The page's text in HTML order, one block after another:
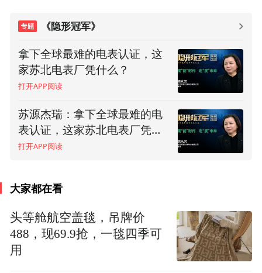
提高，鼓式制动器的弊端愈发明显。因封闭
够制动力。特别是对载重量大的货车、矿车
而言，一旦遇到复杂路况如长下坡路段，传
效果，进而引发灾难性后果。有数据表明，
全国每年30万起交通事故，其中货车每年造
致占三成。
血淋漓的教训反复验证，可靠的制动系统是
守护生命安全的重要保证。对从业者来说，
从技术上对传统鼓式制动器升级迭代势在必
《隐形冠军》
拿下全球最难的电表认证，这
家苏北电表厂凭什么？
打开APP阅读
苏源杰瑞：拿下全球最难的电
表认证，这家苏北电表厂凭什
么？(上）
打开APP阅读
大家都在看
头等舱航空盖毯，吊牌价
488，现69.9抢，一毯四季可
用